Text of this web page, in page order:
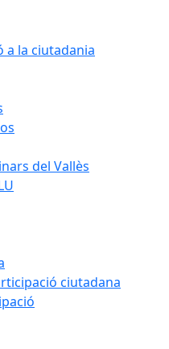
a la ciutadania
del Vallès
ciutadana